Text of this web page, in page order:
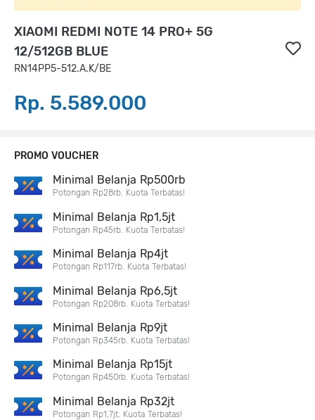
XIAOMI REDMI NOTE 14 PRO+ 5G
12/512GB BLUE
RN14PP5-512.A.K/BE
Rp. 5.589.000
PROMO VOUCHER
Minimal Belanja Rp500rb
Potongan Rp28rb. Kuota Terbatas!
Minimal Belanja Rp1,5jt
Potongan Rp45rb. Kuota Terbatas!
Minimal Belanja Rp4jt
Potongan Rp117rb. Kuota Terbatas!
Minimal Belanja Rp6,5jt
Potongan Rp208rb. Kuota Terbatas!
Minimal Belanja Rp9jt
Potongan Rp345rb. Kuota Terbatas!
Minimal Belanja Rp15jt
Potongan Rp450rb. Kuota Terbatas!
Minimal Belanja Rp32jt
Potongan Rp1,7jt. Kuota Terbatas!